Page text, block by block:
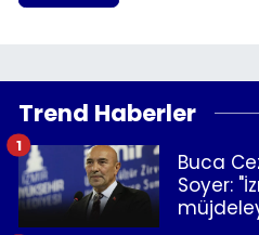
Trend Haberler
Buca
Soyer:
1